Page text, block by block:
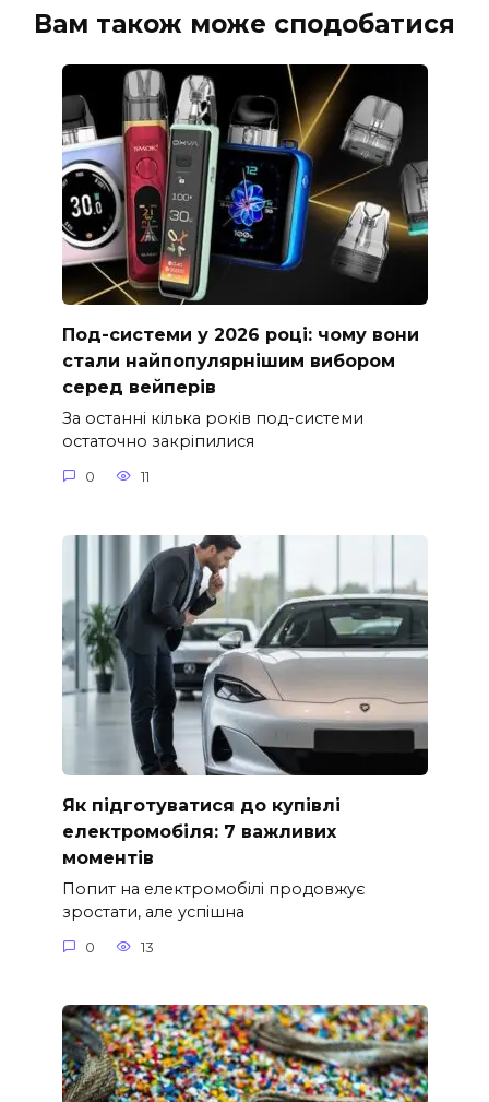
Вам також може сподобатися
Под-системи у 2026 році: чому вони
стали найпопулярнішим вибором
серед вейперів
За останні кілька років под-системи
остаточно закріпилися
0 11
Як підготуватися до купівлі
електромобіля: 7 важливих
моментів
Попит на електромобілі продовжує
зростати, але успішна
0 13